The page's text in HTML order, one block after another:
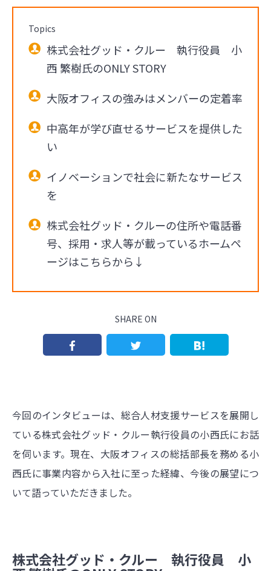
Topics
株式会社グッド・クルー 執行役員 小
西 繁樹氏のONLY STORY
大阪オフィスの強みはメンバーの定着率
中高年が学び直せるサービスを提供した
い
イノベーションで社会に新たなサービス
を
株式会社グッド・クルーの住所や電話番
号、採用・求人等が載っているホームペ
ージはこちらから↓
SHARE ON
今回のインタビューは、総合人材支援サービスを展開し
ている株式会社グッド・クルー執行役員の小西氏にお話
を伺います。現在、大阪オフィスの総括部長を務める小
西氏に事業内容から入社に至った経緯、今後の展望につ
いて語っていただきました。
株式会社グッド・クルー 執行役員 小